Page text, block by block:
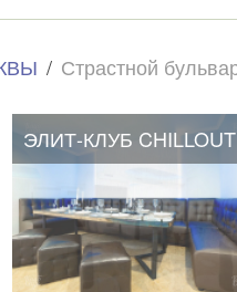
Страстной
ЭЛИТ-КЛУБ CHILLOUT